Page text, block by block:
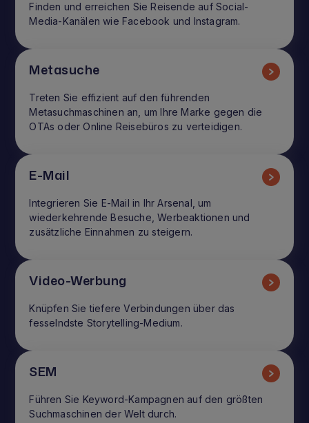
Finden und erreichen Sie Reisende auf Social-
Media-Kanälen wie Facebook und Instagram.
Metasuche
Treten Sie effizient auf den führenden
Metasuchmaschinen an, um Ihre Marke gegen die
OTAs oder Online Reisebüros zu verteidigen.
E-Mail
Integrieren Sie E-Mail in Ihr Arsenal, um
wiederkehrende Besuche, Werbeaktionen und
zusätzliche Einnahmen zu steigern.
Video-Werbung
Knüpfen Sie tiefere Verbindungen über das
fesselndste Storytelling-Medium.
SEM
Führen Sie Keyword-Kampagnen auf den größten
Suchmaschinen der Welt durch.